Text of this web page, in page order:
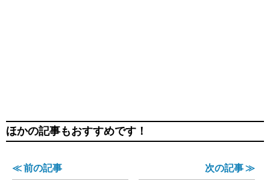
ほかの記事もおすすめです！
≪ 前の記事 次の記事 ≫